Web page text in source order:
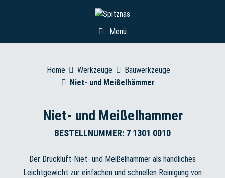
Menü
Home Werkzeuge
Bauwerkzeuge
Niet- und Meißelhämmer
Niet- und Meißelhammer
BESTELLNUMMER: 7 1301 0010
Der Druckluft-Niet- und Meißelhammer als handliches
Leichtgewicht zur einfachen und schnellen Reinigung von